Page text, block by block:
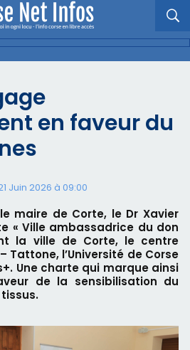
en faveur du
Juin 2026 à 09:00
maire de Corte, le Dr Xavier
« Ville ambassadrice du don
la ville de Corte, le centre
Tattone, l’Université de Corse
Une charte qui marque ainsi
de la sensibilisation du